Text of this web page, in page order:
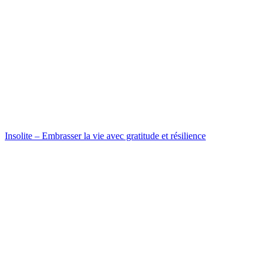
Insolite – Embrasser la vie avec gratitude et résilience